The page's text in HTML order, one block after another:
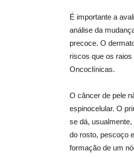
É importante a
análise da
precoce. O
riscos que os
Oncoclínicas.
O câncer de pele
espinocelular. O
se dá,
do rosto, pescoço
formação de um